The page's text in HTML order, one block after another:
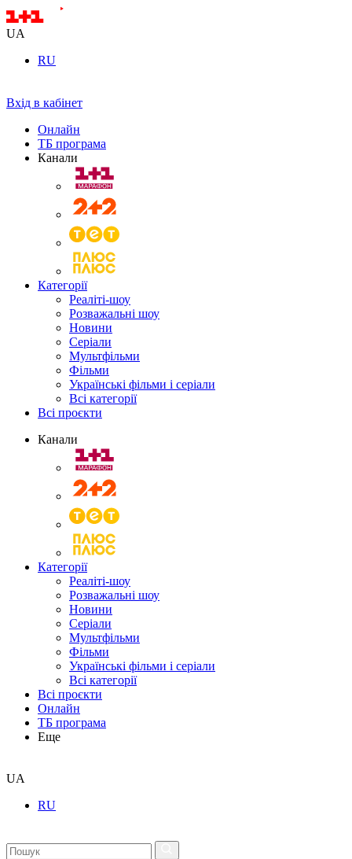
UA
RU
Вхід в кабінет
Онлайн
ТБ програма
Канали
Категорії
Реаліті-шоу
Розважальні шоу
Новини
Серіали
Мультфільми
Фільми
Українські фільми і серіали
Всі категорії
Всі проєкти
Канали
Категорії
Реаліті-шоу
Розважальні шоу
Новини
Серіали
Мультфільми
Фільми
Українські фільми і серіали
Всі категорії
Всі проєкти
Онлайн
ТБ програма
Еще
UA
RU